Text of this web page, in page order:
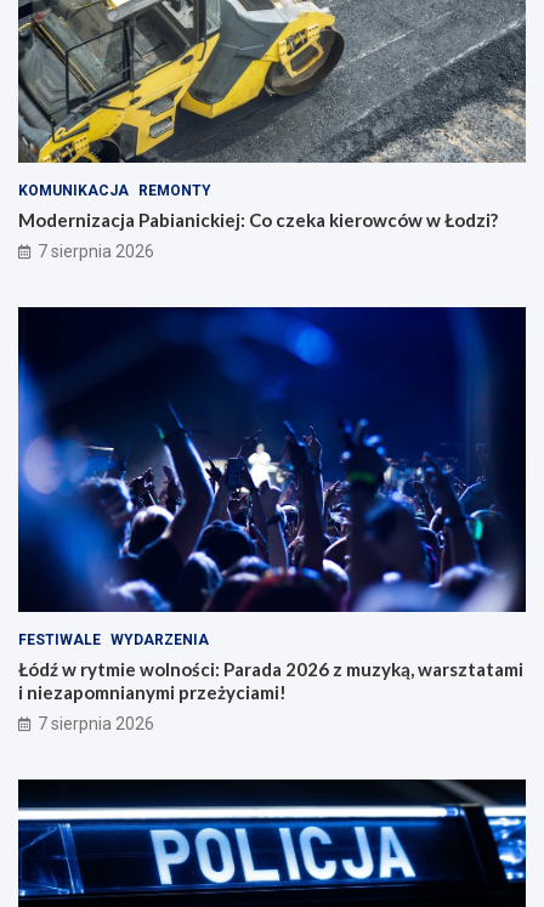
KOMUNIKACJA REMONTY
Modernizacja Pabianickiej: Co czeka kierowców w Łodzi?
7 sierpnia 2026
FESTIWALE WYDARZENIA
Łódź w rytmie wolności: Parada 2026 z muzyką, warsztatami
i niezapomnianymi przeżyciami!
7 sierpnia 2026